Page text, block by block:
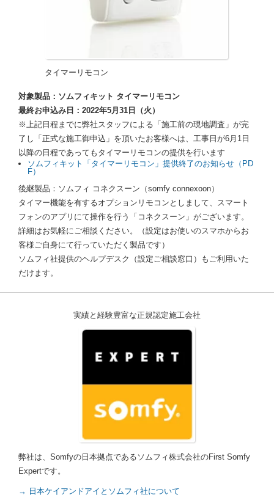
タイマーリモコン
対象製品：ソムフィキット タイマーリモコン
最終お申込み日：2022年5月31日（火）
※上記日程までに弊社スタッフによる「施工前の現地調査」が完
了し「正式な施工御申込」を頂いたお客様へは、工事日が6月1日
以降の日程であってもタイマーリモコンの提供を行います
ソムフィキット「タイマーリモコン」提供終了のお知らせ（PD
F）
後継製品：ソムフィ コネクスーン（somfy connexoon）
タイマー機能を有するオプションリモコンとしまして、スマート
フォンのアプリにて操作を行う「コネクスーン」がございます。
詳細はお気軽にご相談ください。（設定はお使いのスマホからお
客様ご自身にて行っていただく製品です）
ソムフィ社提供のヘルプデスク（設定ご相談窓口）もご利用いた
だけます。
実績と経験豊富な正規認定施工会社
弊社は、Somfyの日本拠点であるソムフィ株式会社のFirst Somfy
Expertです。
→ 日本ケイアンドアイとソムフィ社について